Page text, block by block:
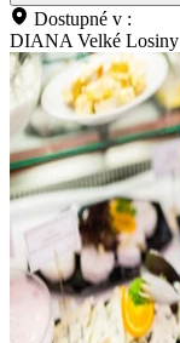
Dostupné v :
DIANA Velké Losiny